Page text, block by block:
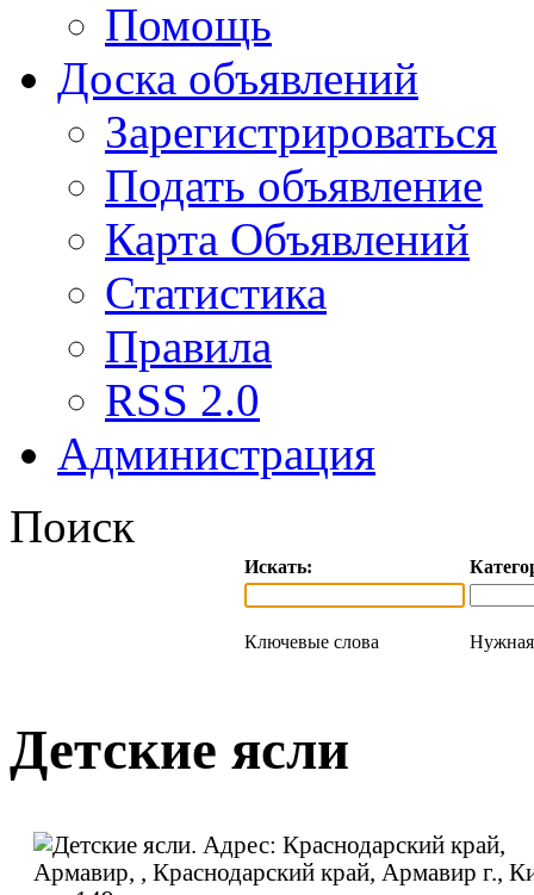
Помощь
Доска объявлений
Зарегистрироваться
Подать объявление
Карта Объявлений
Статистика
Правила
RSS 2.0
Администрация
Поиск
Искать:
Ключевые слова Нужная
Детские ясли